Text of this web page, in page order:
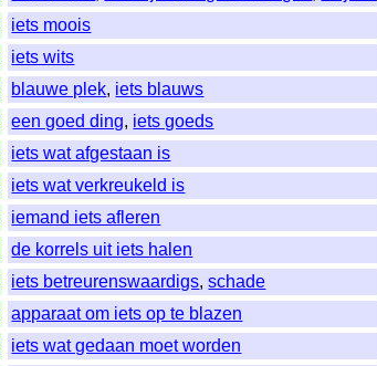
iets moois
iets wits
blauwe plek, iets blauws
een goed ding, iets goeds
iets wat afgestaan is
iets wat verkreukeld is
iemand iets afleren
de korrels uit iets halen
iets betreurenswaardigs,schade
apparaat om iets op te blazen
iets wat gedaan moet worden